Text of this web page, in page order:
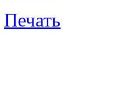
Печать